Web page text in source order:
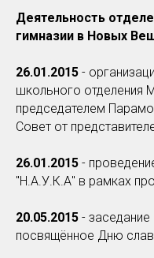
Деятельность
гимназии в Новых
26.01.2015 -
школьного отделения
председателем
Совет от
26.01.2015 -
"Н.А.У.К.А" в рамках
20.05.2015 -
посвящённое Дню